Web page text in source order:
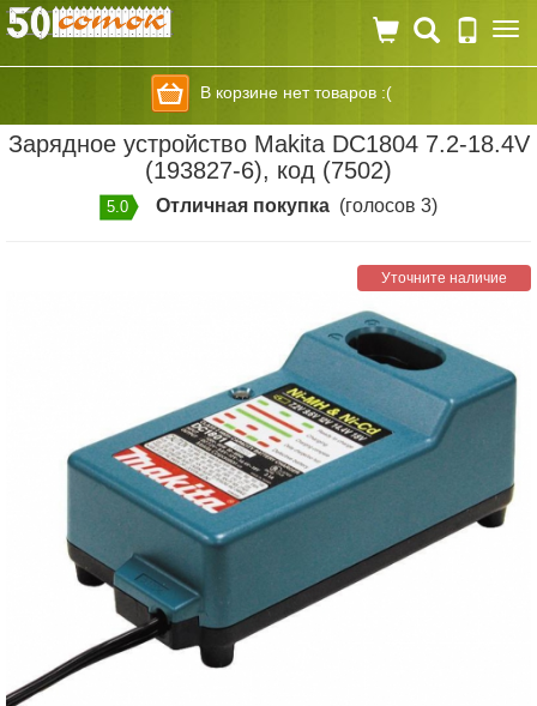
В корзине нет товаров :(
Зарядное устройство Makita DC1804 7.2-18.4V
(193827-6), код (7502)
5.0 Отличная покупка (голосов 3)
Уточните наличие